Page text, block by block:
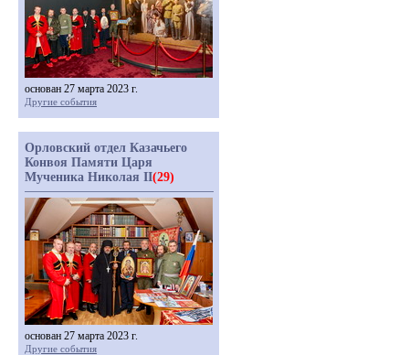
основан 27 марта 2023 г.
Другие события
Орловский отдел Казачьего
Конвоя Памяти Царя
Мученика Николая II(29)
основан 27 марта 2023 г.
Другие события